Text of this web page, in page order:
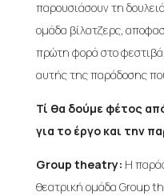
παρουσιάσουν τη
ομάδα βίλατζερς,
πρώτη φορά στο
αυτής της παράδοσης
Τί θα δούμε φέτος
για το έργο και την
Group theatry: Η
θεατρική ομάδα Group